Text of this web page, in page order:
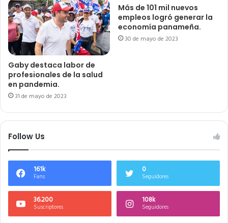
Gaby destaca labor de
profesionales de la salud
en pandemia.
31 de mayo de 2023
Más de 101 mil nuevos
empleos logró generar la
economía panameña.
30 de mayo de 2023
Follow Us
161k
Fans
0
Seguidores
36.200
Suscriptores
108k
Seguidores